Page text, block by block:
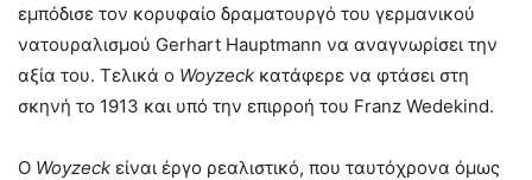
εμπόδισε τον κορυφαίο δραματουργό του γερμανικού
νατουραλισμού Gerhart Hauptmann να αναγνωρίσει την
αξία του. Τελικά ο Woyzeck κατάφερε να φτάσει στη
σκηνή το 1913 και υπό την επιρροή του Franz Wedekind.
Ο Woyzeck είναι έργο ρεαλιστικό, που ταυτόχρονα όμως